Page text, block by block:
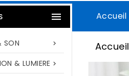
Accueil


SON

& LUMIERE
Accueil